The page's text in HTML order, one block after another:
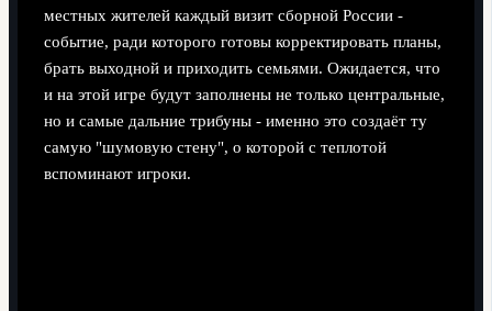
местных жителей каждый визит сборной России -
событие, ради которого готовы корректировать планы,
брать выходной и приходить семьями. Ожидается, что
и на этой игре будут заполнены не только центральные,
но и самые дальние трибуны - именно это создаёт ту
самую "шумовую стену", о которой с теплотой
вспоминают игроки.